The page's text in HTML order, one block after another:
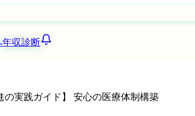
年収診断
の実践ガイド】 安心の医療体制構築